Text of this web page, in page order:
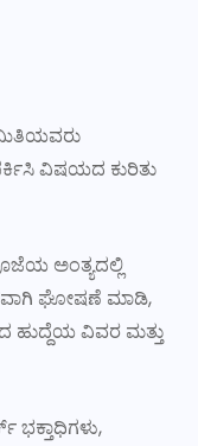
ವಿಷಯದ ಕುರಿತು
ಅಂತ್ಯದಲ್ಲಿ
ಘೋಷಣೆ ಮಾಡಿ,
ಹುದ್ದೆಯ ವಿವರ ಮತ್ತು
ಭಕ್ತಾಧಿಗಳು,